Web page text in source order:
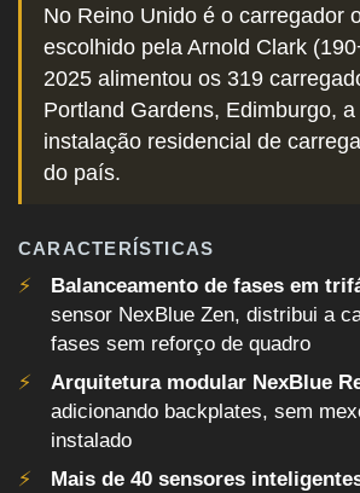
No Reino Unido é o carregador
escolhido pela Arnold Clark
2025 alimentou os 319
Portland Gardens, Edimburgo,
instalação residencial de
do país.
CARACTERÍSTICAS
Balanceamento de fases em
sensor NexBlue Zen, distribui a
fases sem reforço de quadro
Arquitetura modular NexBlue
adicionando backplates, sem
instalado
Mais de 40 sensores